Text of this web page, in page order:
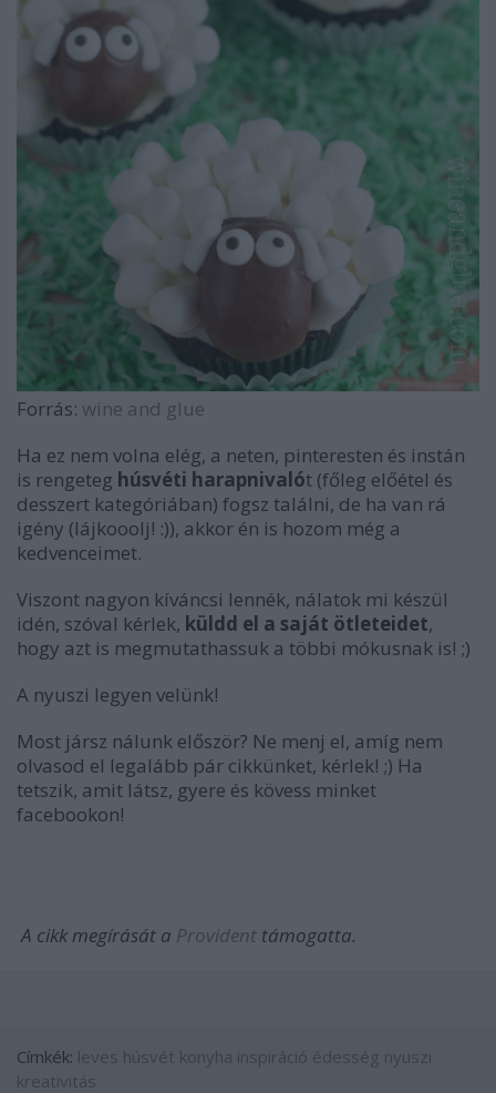
Forrás: wine and glue
Ha ez nem volna elég, a neten, pinteresten és instán
is rengeteg húsvéti harapnivalót (főleg előétel és
desszert kategóriában) fogsz találni, de ha van rá
igény (lájkooolj! :)), akkor én is hozom még a
kedvenceimet.
Viszont nagyon kíváncsi lennék, nálatok mi készül
idén, szóval kérlek, küldd el a saját ötleteidet,
hogy azt is megmutathassuk a többi mókusnak is! ;)
A nyuszi legyen velünk!
Most jársz nálunk először? Ne menj el, amíg nem
olvasod el legalább pár cikkünket, kérlek! ;) Ha
tetszik, amit látsz, gyere és kövess minket
facebookon!
A cikk megírását a Provident támogatta.
Címkék: leves húsvét konyha inspiráció édesség nyuszi
kreativitás